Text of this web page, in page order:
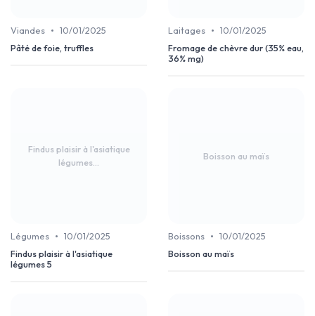
Viandes • 10/01/2025
Pâté de foie, truffles
Laitages • 10/01/2025
Fromage de chèvre dur (35% eau,
36% mg)
Findus plaisir à l'asiatique
légumes...
Légumes • 10/01/2025
Findus plaisir à l'asiatique
légumes 5
Boisson au maïs
Boissons • 10/01/2025
Boisson au maïs